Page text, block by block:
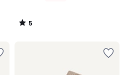
5
/